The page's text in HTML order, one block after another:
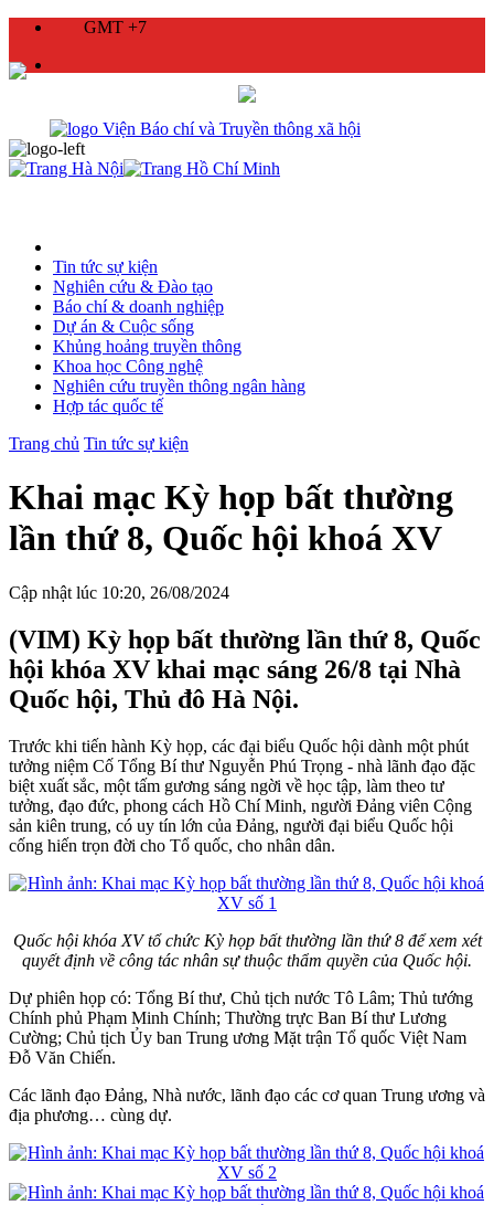
GMT +7
Tin tức sự kiện
Nghiên cứu & Đào tạo
Báo chí & doanh nghiệp
Dự án & Cuộc sống
Khủng hoảng truyền thông
Khoa học Công nghệ
Nghiên cứu truyền thông ngân hàng
Hợp tác quốc tế
Trang chủ Tin tức sự kiện
Khai mạc Kỳ họp bất thường
lần thứ 8, Quốc hội khoá XV
Cập nhật lúc 10:20, 26/08/2024
(VIM) Kỳ họp bất thường lần thứ 8, Quốc
hội khóa XV khai mạc sáng 26/8 tại Nhà
Quốc hội, Thủ đô Hà Nội.
Trước khi tiến hành Kỳ họp, các đại biểu Quốc hội dành một phút
tưởng niệm Cố Tổng Bí thư Nguyễn Phú Trọng - nhà lãnh đạo đặc
biệt xuất sắc, một tấm gương sáng ngời về học tập, làm theo tư
tưởng, đạo đức, phong cách Hồ Chí Minh, người Đảng viên Cộng
sản kiên trung, có uy tín lớn của Đảng, người đại biểu Quốc hội
cống hiến trọn đời cho Tổ quốc, cho nhân dân.
Quốc hội khóa XV tổ chức Kỳ họp bất thường lần thứ 8 để xem xét
quyết định về công tác nhân sự thuộc thẩm quyền của Quốc hội.
Dự phiên họp có: Tổng Bí thư, Chủ tịch nước Tô Lâm; Thủ tướng
Chính phủ Phạm Minh Chính; Thường trực Ban Bí thư Lương
Cường; Chủ tịch Ủy ban Trung ương Mặt trận Tổ quốc Việt Nam
Đỗ Văn Chiến.
Các lãnh đạo Đảng, Nhà nước, lãnh đạo các cơ quan Trung ương và
địa phương… cùng dự.